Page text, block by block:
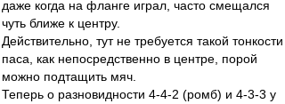
даже когда на фланге играл, часто смещался
чуть ближе к центру.
Действительно, тут не требуется такой тонкости
паса, как непосредственно в центре, порой
можно подтащить мяч.
Теперь о разновидности 4-4-2 (ромб) и 4-3-3 у